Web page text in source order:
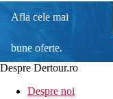
Afla cele mai
bune oferte.
Despre Dertour.ro
Despre noi